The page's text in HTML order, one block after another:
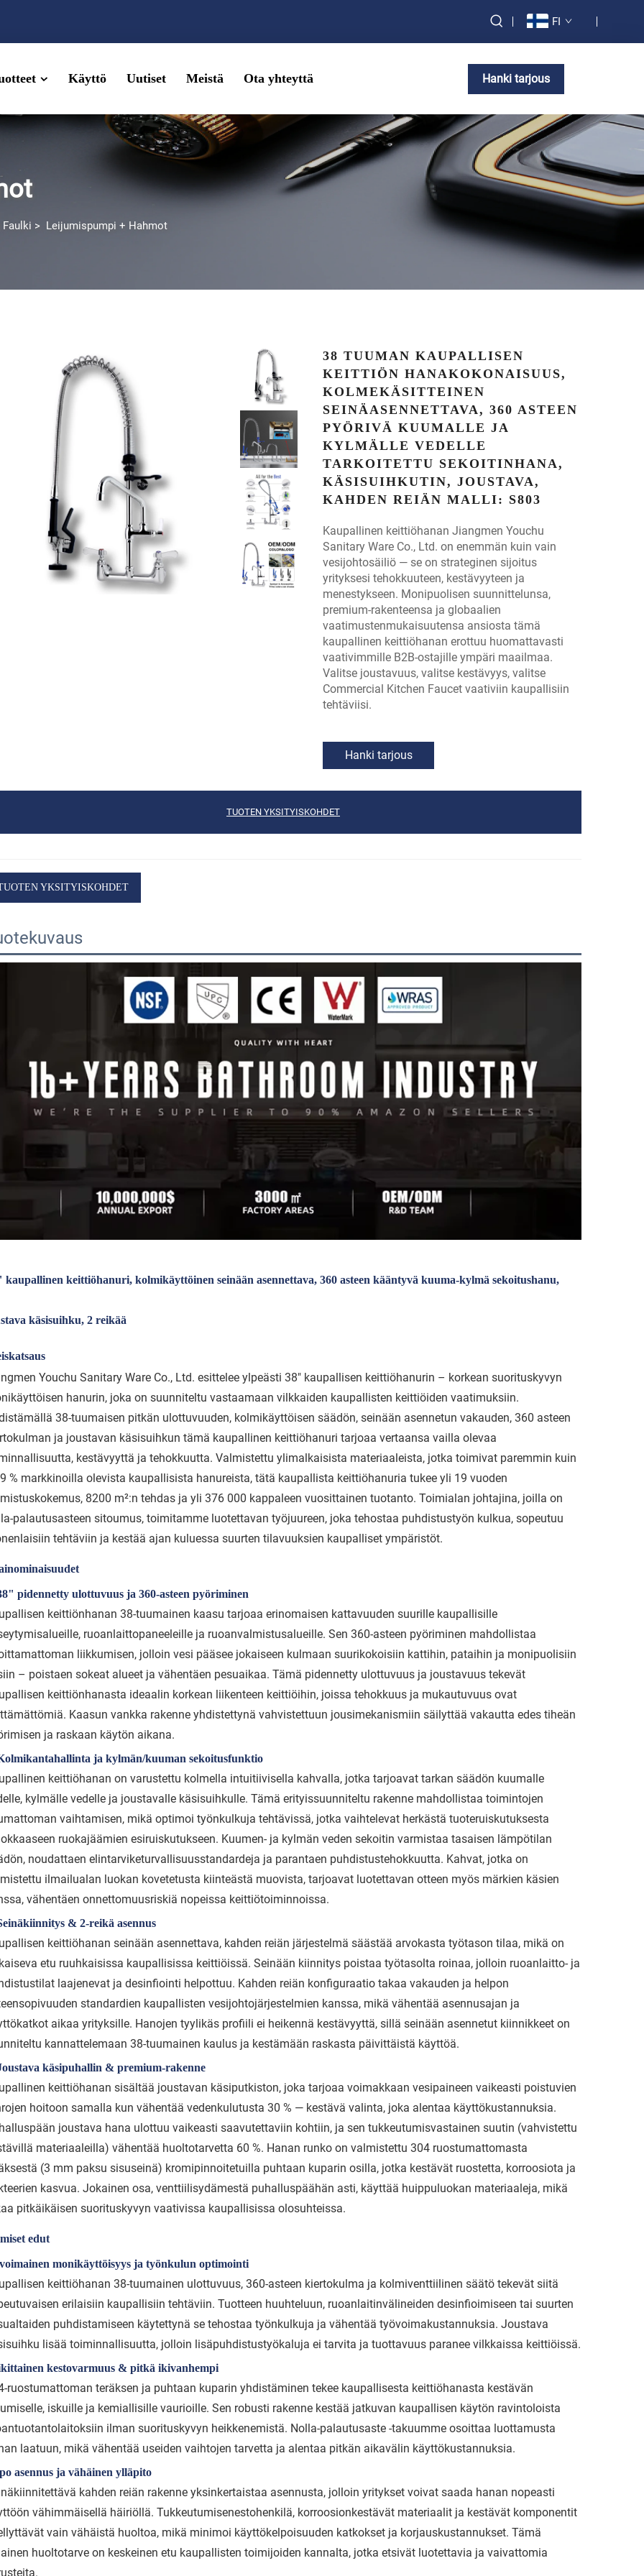
FI
Käyttö Uutiset Meistä Ota yhteyttä Hanki tarjous
> Leijumispumpi + Hahmot
38 TUUMAN KAUPALLISEN
KEITTIÖN HANAKOKONAISUUS,
KOLMEKÄSITTEINEN
SEINÄASENNETTAVA, 360 ASTEEN
PYÖRIVÄ KUUMALLE JA
KYLMÄLLE VEDELLE
TARKOITETTU SEKOITINHANA,
KÄSISUIHKUTIN, JOUSTAVA,
KAHDEN REIÄN MALLI: S803
Kaupallinen keittiöhanan Jiangmen Youchu
Sanitary Ware Co., Ltd. on enemmän kuin vain
vesijohtosäiliö — se on strateginen sijoitus
yrityksesi tehokkuuteen, kestävyyteen ja
menestykseen. Monipuolisen suunnittelunsa,
premium-rakenteensa ja globaalien
vaatimustenmukaisuutensa ansiosta tämä
kaupallinen keittiöhanan erottuu huomattavasti
vaativimmille B2B-ostajille ympäri maailmaa.
Valitse joustavuus, valitse kestävyys, valitse
Commercial Kitchen Faucet vaativiin kaupallisiin
tehtäviisi.
Hanki tarjous
TUOTEN YKSITYISKOHDET
YKSITYISKOHDET
kaupallinen keittiöhanuri, kolmikäyttöinen seinään asennettava, 360 asteen kääntyvä kuuma-kylmä sekoitushanu,
käsisuihku, 2 reikää
Youchu Sanitary Ware Co., Ltd. esittelee ylpeästi 38" kaupallisen keittiöhanurin – korkean suorituskyvyn
hanurin, joka on suunniteltu vastaamaan vilkkaiden kaupallisten keittiöiden vaatimuksiin.
38-tuumaisen pitkän ulottuvuuden, kolmikäyttöisen säädön, seinään asennetun vakauden, 360 asteen
ja joustavan käsisuihkun tämä kaupallinen keittiöhanuri tarjoaa vertaansa vailla olevaa
kestävyyttä ja tehokkuutta. Valmistettu ylimalkaisista materiaaleista, jotka toimivat paremmin kuin
% markkinoilla olevista kaupallisista hanureista, tätä kaupallista keittiöhanuria tukee yli 19 vuoden
8200 m²:n tehdas ja yli 376 000 kappaleen vuosittainen tuotanto. Toimialan johtajina, joilla on
palautusasteen sitoumus, toimitamme luotettavan työjuureen, joka tehostaa puhdistustyön kulkua, sopeutuu
tehtäviin ja kestää ajan kuluessa suurten tilavuuksien kaupalliset ympäristöt.
pidennetty ulottuvuus ja 360-asteen pyöriminen
keittiönhanan 38-tuumainen kaasu tarjoaa erinomaisen kattavuuden suurille kaupallisille
ruoanlaittopaneeleille ja ruoanvalmistusalueille. Sen 360-asteen pyöriminen mahdollistaa
liikkumisen, jolloin vesi pääsee jokaiseen kulmaan suurikokoisiin kattihin, pataihin ja monipuolisiin
– poistaen sokeat alueet ja vähentäen pesuaikaa. Tämä pidennetty ulottuvuus ja joustavuus tekevät
keittiönhanasta ideaalin korkean liikenteen keittiöihin, joissa tehokkuus ja mukautuvuus ovat
Kaasun vankka rakenne yhdistettynä vahvistettuun jousimekanismiin säilyttää vakautta edes tiheän
ja raskaan käytön aikana.
ja kylmän/kuuman sekoitusfunktio
keittiöhanan on varustettu kolmella intuitiivisella kahvalla, jotka tarjoavat tarkan säädön kuumalle
kylmälle vedelle ja joustavalle käsisuihkulle. Tämä erityissuunniteltu rakenne mahdollistaa toimintojen
vaihtamisen, mikä optimoi työnkulkuja tehtävissä, jotka vaihtelevat herkästä tuoteruiskutuksesta
ruokajäämien esiruiskutukseen. Kuumen- ja kylmän veden sekoitin varmistaa tasaisen lämpötilan
noudattaen elintarviketurvallisuusstandardeja ja parantaen puhdistustehokkuutta. Kahvat, jotka on
ilmailualan luokan kovetetusta kiinteästä muovista, tarjoavat luotettavan otteen myös märkien käsien
vähentäen onnettomuusriskiä nopeissa keittiötoiminnoissa.
& 2-reikä asennus
keittiöhanan seinään asennettava, kahden reiän järjestelmä säästää arvokasta työtason tilaa, mikä on
etu ruuhkaisissa kaupallisissa keittiöissä. Seinään kiinnitys poistaa työtasolta roinaa, jolloin ruoanlaitto- ja
laajenevat ja desinfiointi helpottuu. Kahden reiän konfiguraatio takaa vakauden ja helpon
standardien kaupallisten vesijohtojärjestelmien kanssa, mikä vähentää asennusajan ja
aikaa yrityksille. Hanojen tyylikäs profiili ei heikennä kestävyyttä, sillä seinään asennetut kiinnikkeet on
kannattelemaan 38-tuumainen kaulus ja kestämään raskasta päivittäistä käyttöä.
käsipuhallin & premium-rakenne
keittiöhanan sisältää joustavan käsiputkiston, joka tarjoaa voimakkaan vesipaineen vaikeasti poistuvien
hoitoon samalla kun vähentää vedenkulutusta 30 % — kestävä valinta, joka alentaa käyttökustannuksia.
joustava hana ulottuu vaikeasti saavutettaviin kohtiin, ja sen tukkeutumisvastainen suutin (vahvistettu
materiaaleilla) vähentää huoltotarvetta 60 %. Hanan runko on valmistettu 304 ruostumattomasta
(3 mm paksu sisuseinä) kromipinnoitetuilla puhtaan kuparin osilla, jotka kestävät ruostetta, korroosiota ja
kasvua. Jokainen osa, venttiilisydämestä puhalluspäähän asti, käyttää huippuluokan materiaaleja, mikä
pitkäikäisen suorituskyvyn vaativissa kaupallisissa olosuhteissa.
edut
monikäyttöisyys ja työnkulun optimointi
keittiöhanan 38-tuumainen ulottuvuus, 360-asteen kiertokulma ja kolmiventtiilinen säätö tekevät siitä
erilaisiin kaupallisiin tehtäviin. Tuotteen huuhteluun, ruoanlaitinvälineiden desinfioimiseen tai suurten
puhdistamiseen käytettynä se tehostaa työnkulkuja ja vähentää työvoimakustannuksia. Joustava
lisää toiminnallisuutta, jolloin lisäpuhdistustyökaluja ei tarvita ja tuottavuus paranee vilkkaissa keittiöissä.
kestovarmuus & pitkä ikivanhempi
ruostumattoman teräksen ja puhtaan kuparin yhdistäminen tekee kaupallisesta keittiöhanasta kestävän
iskuille ja kemiallisille vaurioille. Sen robusti rakenne kestää jatkuvan kaupallisen käytön ravintoloista
ilman suorituskyvyn heikkenemistä. Nolla-palautusaste -takuumme osoittaa luottamusta
laatuun, mikä vähentää useiden vaihtojen tarvetta ja alentaa pitkän aikavälin käyttökustannuksia.
asennus ja vähäinen ylläpito
kahden reiän rakenne yksinkertaistaa asennusta, jolloin yritykset voivat saada hanan nopeasti
vähimmäisellä häiriöllä. Tukkeutumisenestohenkilä, korroosionkestävät materiaalit ja kestävät komponentit
vain vähäistä huoltoa, mikä minimoi käyttökelpoisuuden katkokset ja korjauskustannukset. Tämä
huoltotarve on keskeinen etu kaupallisten toimijoiden kannalta, jotka etsivät luotettavia ja vaivattomia